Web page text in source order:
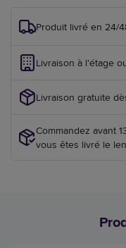
Produit livré en 24/
Livraison à l'étage
Livraison gratuite
Commandez avant
vous êtes livré le